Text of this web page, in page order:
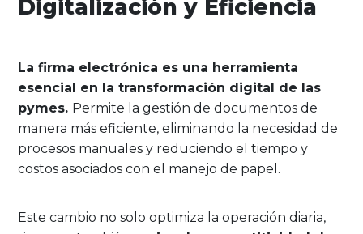
Digitalización y Eficiencia
La firma electrónica es una herramienta
esencial en la transformación digital de las
pymes. Permite la gestión de documentos de
manera más eficiente, eliminando la necesidad de
procesos manuales y reduciendo el tiempo y
costos asociados con el manejo de papel.
Este cambio no solo optimiza la operación diaria,